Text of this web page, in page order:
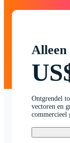
Alleen
Ontgrendel
vectoren en
commercieel